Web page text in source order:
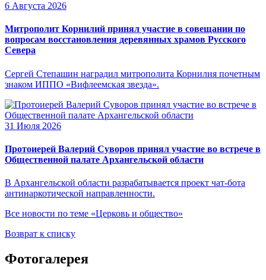
6 Августа 2026
Митрополит Корнилий принял участие в совещании по
вопросам восстановления деревянных храмов Русского
Севера
Сергей Степашин наградил митрополита Корнилия почетным
знаком ИППО «Вифлеемская звезда».
31 Июля 2026
Протоиерей Валерий Суворов принял участие во встрече в
Общественной палате Архангельской области
В Архангельской области разрабатывается проект чат-бота
антинаркотической направленности.
Все новости по теме «Церковь и общество»
Возврат к списку
Фотогалерея